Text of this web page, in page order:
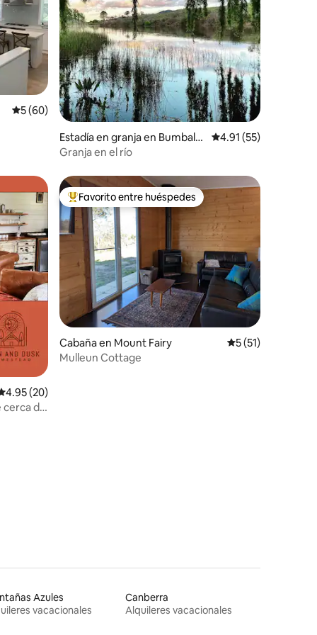
Calificación promedio: 5 de 5, 60 reseñas
5 (60)
Estadía en granja en Bumbalo
ng
Calificación
4.91 (55)
Granja en el río
promedio: 4.95 de 5, 20 reseñas
4.95 (20)
cerca de
Favorito entre huéspedes preferido
Favorito entre huéspedes
Cabaña en Mount Fairy Calificación
5 (51)
Mulleun Cottage
Azules
vacacionales
Canberra
Alquileres vacacionales